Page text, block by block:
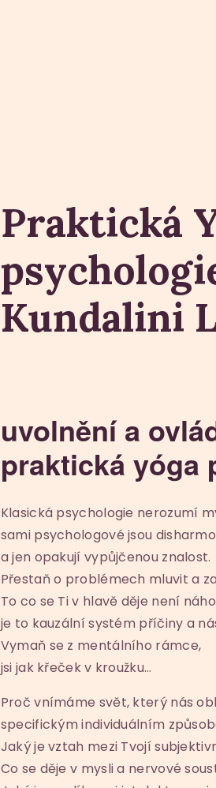
Praktická
Kundalini
uvolnění a
praktická yóga
Klasická psychologie nerozumí
sami psychologové jsou
a jen opakují vypůjčenou znalost.
Přestaň o problémech mluvit a
To co se Ti v hlavě děje není
je to kauzální systém příčiny a
Vymaň se z mentálního rámce,
jsi jak křeček v kroužku…
Proč vnímáme svět, který nás
specifickým individuálním
Jaký je vztah mezi Tvojí
Co se děje v mysli a nervové